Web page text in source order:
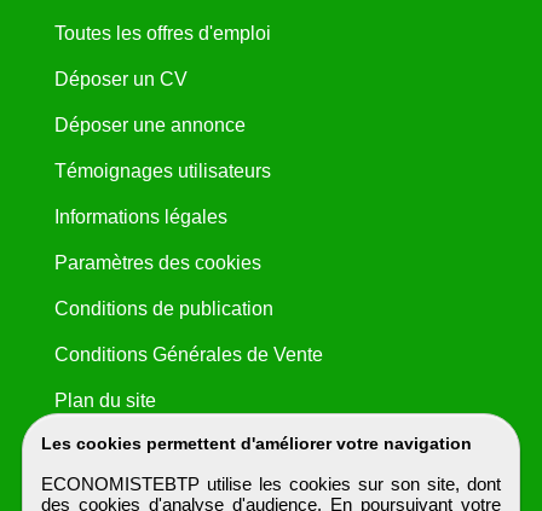
Les cookies permettent d'améliorer votre navigation
ECONOMISTEBTP utilise les cookies sur son site, dont
des cookies d'analyse d'audience. En poursuivant votre
Toutes les offres d'emploi
Déposer un CV
Déposer une annonce
Témoignages utilisateurs
Informations légales
Paramètres des cookies
Conditions de publication
Conditions Générales de Vente
Plan du site